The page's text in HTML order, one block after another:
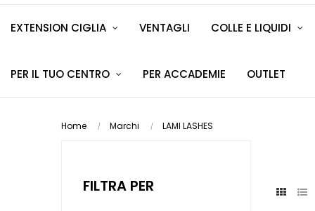
EXTENSION CIGLIA VENTAGLI COLLE E LIQUIDI
PER IL TUO CENTRO PER ACCADEMIE OUTLET
Home Marchi LAMI LASHES
FILTRA PER